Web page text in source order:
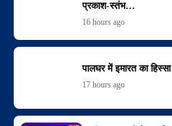
प्रकाश-स्तंभ…
16 hours ago
पालघर में इमारत का
17 hours ago